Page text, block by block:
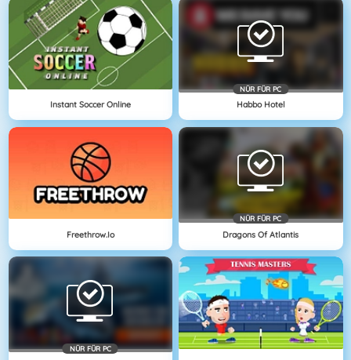
Instant Soccer Online
NÜR FÜR PC
Habbo Hotel
Freethrow.io
NÜR FÜR PC
Dragons Of Atlantis
NÜR FÜR PC